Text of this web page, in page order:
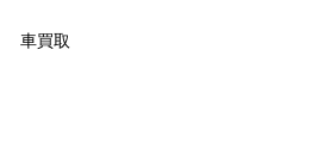
車買取